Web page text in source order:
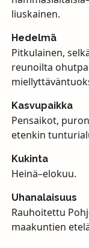
liuskainen.
Hedelmä
Pitkulainen,
reunoilta
Kasvupaikka
Pensaikot,
etenkin
Kukinta
Heinä–elokuu.
Uhanalaisuus
Rauhoitettu
maakuntien